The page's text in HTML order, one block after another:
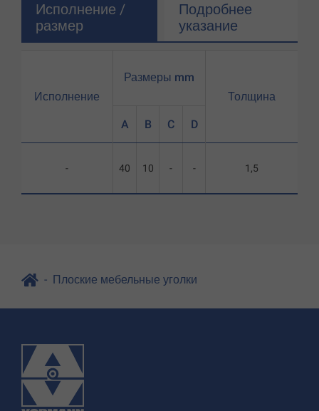
Исполнение /
размер
Подробнее
указание
Исполнение
-
Размеры mm
A B C D
40 10 - -
Толщина
1,5
Плоские мебельные уголки